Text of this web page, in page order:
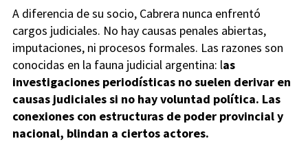
A diferencia de su socio, Cabrera nunca enfrentó
cargos judiciales. No hay causas penales abiertas,
imputaciones, ni procesos formales. Las razones son
conocidas en la fauna judicial argentina: las
investigaciones periodísticas no suelen derivar en
causas judiciales si no hay voluntad política. Las
conexiones con estructuras de poder provincial y
nacional, blindan a ciertos actores.